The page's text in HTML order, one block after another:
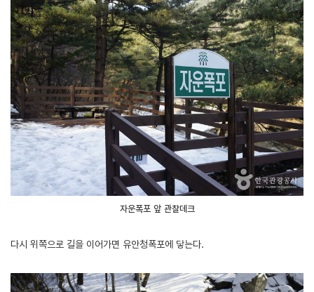
자운폭포 앞 관찰데크
다시 위쪽으로 길을 이어가면 유안청폭포에 닿는다.